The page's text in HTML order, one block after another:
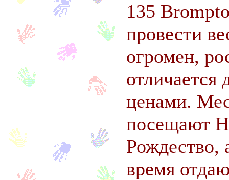
135
провести
огромен,
ценами.
посещают
Рождество,
время